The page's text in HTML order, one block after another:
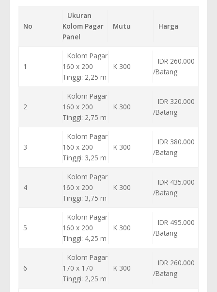
No
Ukuran
Kolom Pagar
Panel
Mutu Harga
1
Kolom Pagar
160 x 200
Tinggi: 2,25 m
K 300
IDR 260.000
/Batang
2
Kolom Pagar
160 x 200
Tinggi: 2,75 m
K 300
IDR 320.000
/Batang
3
Kolom Pagar
160 x 200
Tinggi: 3,25 m
K 300
IDR 380.000
/Batang
4
Kolom Pagar
160 x 200
Tinggi: 3,75 m
K 300
IDR 435.000
/Batang
5
Kolom Pagar
160 x 200
Tinggi: 4,25 m
K 300
IDR 495.000
/Batang
6
Kolom Pagar
170 x 170
Tinggi: 2,25 m
K 300
IDR 260.000
/Batang